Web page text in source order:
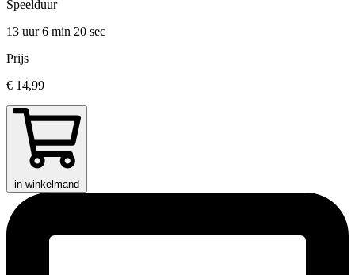
Speelduur
13 uur 6 min 20 sec
Prijs
€ 14,99
in winkelmand